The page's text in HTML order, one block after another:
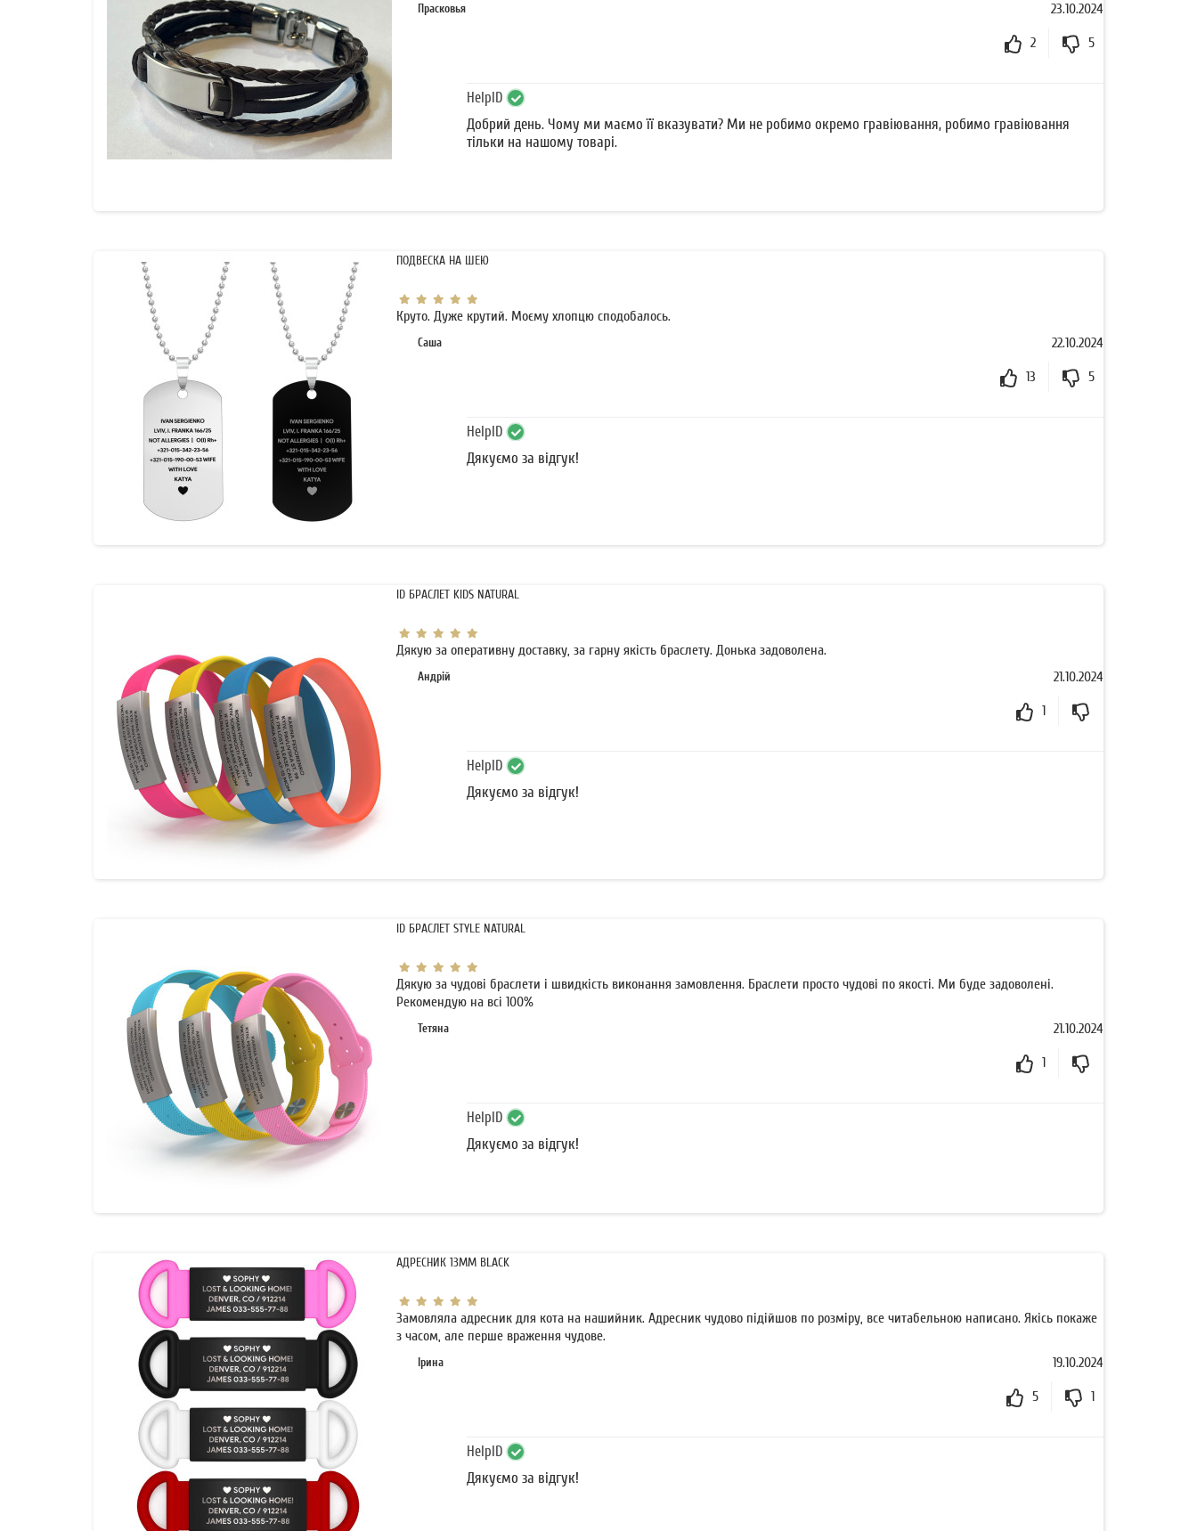
Прасковья 23.10.2024
2 5
HelpID
Добрий день. Чому ми маємо її вказувати? Ми не робимо окремо гравіювання, робимо гравіювання
тільки на нашому товарі.
ПОДВЕСКА НА ШЕЮ
Круто. Дуже крутий. Моєму хлопцю сподобалось.
Саша 22.10.2024
13 5
HelpID
Дякуємо за відгук!
ID БРАСЛЕТ KIDS NATURAL
Дякую за оперативну доставку, за гарну якість браслету. Донька задоволена.
Андрій 21.10.2024
1
HelpID
Дякуємо за відгук!
ID БРАСЛЕТ STYLE NATURAL
Дякую за чудові браслети і швидкість виконання замовлення. Браслети просто чудові по якості. Ми буде задоволені.
Рекомендую на всі 100%
Тетяна 21.10.2024
1
HelpID
Дякуємо за відгук!
АДРЕСНИК 13MM BLACK
Замовляла адресник для кота на нашийник. Адресник чудово підійшов по розміру, все читабельною написано. Якісь покаже
з часом, але перше враження чудове.
Ірина 19.10.2024
5 1
HelpID
Дякуємо за відгук!